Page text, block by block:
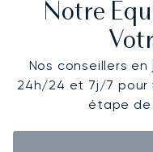
Notre
Nos conseillers
24h/24 et 7j/7 pour
étape de